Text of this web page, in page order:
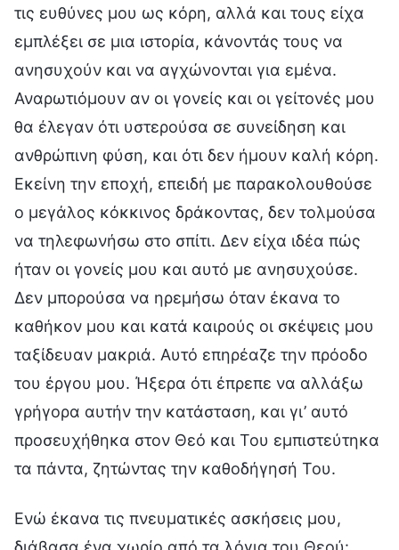
τις ευθύνες μου ως κόρη, αλλά και τους είχα
εμπλέξει σε μια ιστορία, κάνοντάς τους να
ανησυχούν και να αγχώνονται για εμένα.
Αναρωτιόμουν αν οι γονείς και οι γείτονές μου
θα έλεγαν ότι υστερούσα σε συνείδηση και
ανθρώπινη φύση, και ότι δεν ήμουν καλή κόρη.
Εκείνη την εποχή, επειδή με παρακολουθούσε
ο μεγάλος κόκκινος δράκοντας, δεν τολμούσα
να τηλεφωνήσω στο σπίτι. Δεν είχα ιδέα πώς
ήταν οι γονείς μου και αυτό με ανησυχούσε.
Δεν μπορούσα να ηρεμήσω όταν έκανα το
καθήκον μου και κατά καιρούς οι σκέψεις μου
ταξίδευαν μακριά. Αυτό επηρέαζε την πρόοδο
του έργου μου. Ήξερα ότι έπρεπε να αλλάξω
γρήγορα αυτήν την κατάσταση, και γι’ αυτό
προσευχήθηκα στον Θεό και Του εμπιστεύτηκα
τα πάντα, ζητώντας την καθοδήγησή Του.
Ενώ έκανα τις πνευματικές ασκήσεις μου,